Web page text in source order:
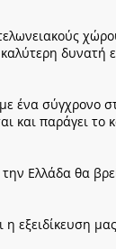
δυνατή
ένα σύγχρονο
και παράγει το
Ελλάδα θα
εξειδίκευση